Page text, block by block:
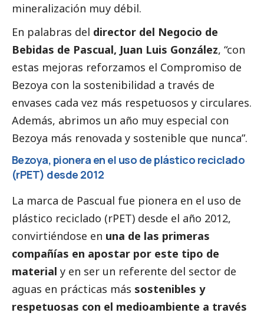
mineralización muy débil.
En palabras del director del Negocio de
Bebidas de Pascual, Juan Luis González, “con
estas mejoras reforzamos el Compromiso de
Bezoya con la sostenibilidad a través de
envases cada vez más respetuosos y circulares.
Además, abrimos un año muy especial con
Bezoya más renovada y sostenible que nunca”.
Bezoya, pionera en el uso de plástico reciclado
(rPET) desde 2012
La marca de Pascual fue pionera en el uso de
plástico reciclado (rPET) desde el año 2012,
convirtiéndose en una de las primeras
compañías en apostar por este tipo de
material y en ser un referente del sector de
aguas en prácticas más sostenibles y
respetuosas con el medioambiente a través